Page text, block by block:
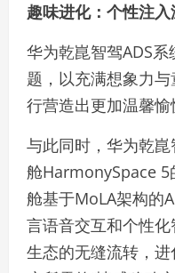
趣味进化：个性注
华为乾崑智驾ADS系
题，以充满想象力
行营造出更加温馨愉
与此同时，华为乾
舱HarmonySpace 5
舱基于MoLA架构的
言语音交互和个性
生态的无缝流转，